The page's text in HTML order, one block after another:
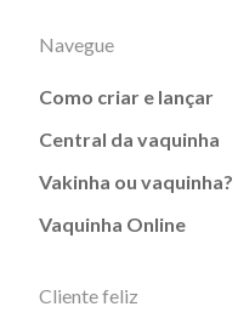
Navegue
Como criar e lançar
Central da vaquinha
Vakinha ou vaquinha?
Vaquinha Online
Cliente feliz